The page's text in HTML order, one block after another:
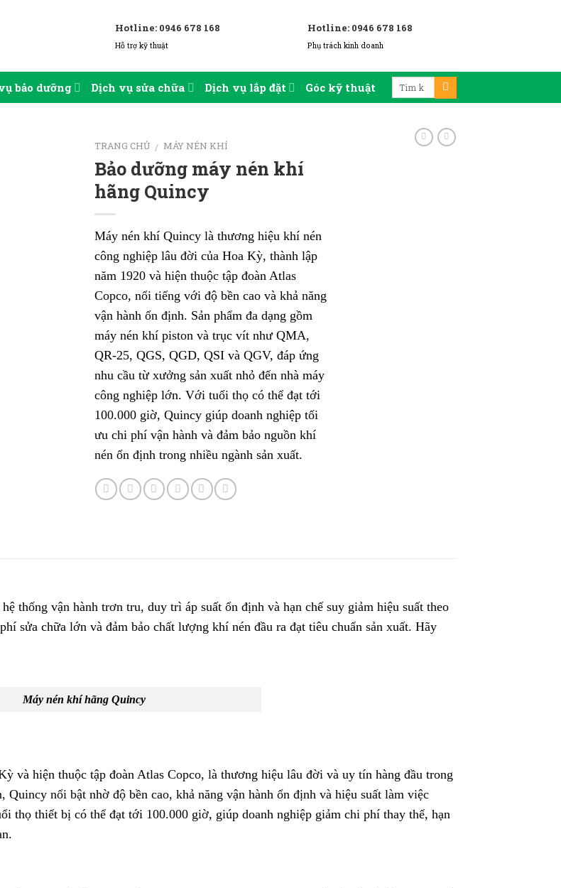
Hotline: 0946 678 168
Hỗ trợ kỹ thuật
Hotline: 0946 678 168
Phụ trách kinh doanh
bảo dưỡng Dịch vụ sửa chữa Dịch vụ lắp đặt Góc kỹ thuật
TRANG CHỦ / MÁY NÉN KHÍ
Bảo dưỡng máy nén khí
hãng Quincy
Máy nén khí Quincy là thương hiệu khí nén
công nghiệp lâu đời của Hoa Kỳ, thành lập
năm 1920 và hiện thuộc tập đoàn Atlas
Copco, nổi tiếng với độ bền cao và khả năng
vận hành ổn định. Sản phẩm đa dạng gồm
máy nén khí piston và trục vít như QMA,
QR-25, QGS, QGD, QSI và QGV, đáp ứng
nhu cầu từ xưởng sản xuất nhỏ đến nhà máy
công nghiệp lớn. Với tuổi thọ có thể đạt tới
100.000 giờ, Quincy giúp doanh nghiệp tối
ưu chi phí vận hành và đảm bảo nguồn khí
nén ổn định trong nhiều ngành sản xuất.
thống vận hành trơn tru, duy trì áp suất ổn định và hạn chế suy giảm hiệu suất theo
sửa chữa lớn và đảm bảo chất lượng khí nén đầu ra đạt tiêu chuẩn sản xuất. Hãy
Máy nén khí hãng Quincy
và hiện thuộc tập đoàn Atlas Copco, là thương hiệu lâu đời và uy tín hàng đầu trong
nổi bật nhờ độ bền cao, khả năng vận hành ổn định và hiệu suất làm việc
thọ thiết bị có thể đạt tới 100.000 giờ, giúp doanh nghiệp giảm chi phí thay thế, hạn